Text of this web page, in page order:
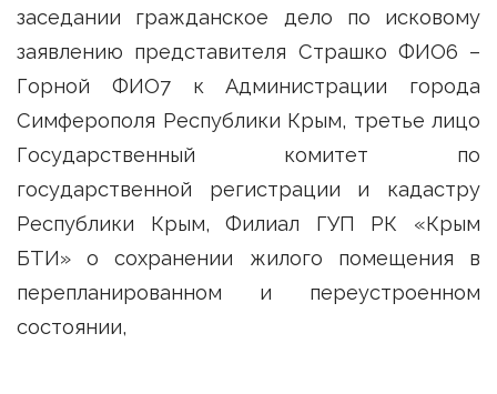
заседании гражданское дело по исковому
заявлению представителя Страшко ФИО6 –
Горной ФИО7 к Администрации города
Симферополя Республики Крым, третье лицо
Государственный комитет по
государственной регистрации и кадастру
Республики Крым, Филиал ГУП РК «Крым
БТИ» о сохранении жилого помещения в
перепланированном и переустроенном
состоянии,